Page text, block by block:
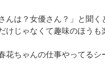
んは？女優さん？」 と聞く
けじゃなくて趣味のほうも
花ちゃんの仕事やってるシ